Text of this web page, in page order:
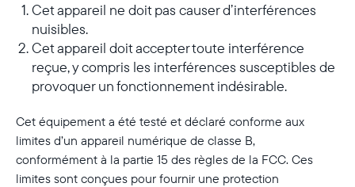
Actuelle
France
Français
Cet appareil ne doit pas causer d’interférences
nuisibles.
Cet appareil doit accepter toute interférence
reçue, y compris les interférences susceptibles de
provoquer un fonctionnement indésirable.
Cet équipement a été testé et déclaré conforme aux
limites d’un appareil numérique de classe B,
conformément à la partie 15 des règles de la FCC. Ces
limites sont conçues pour fournir une protection